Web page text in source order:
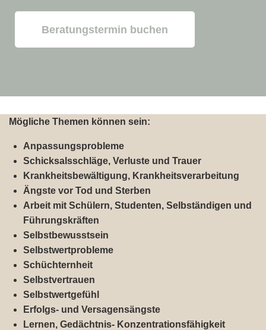
Beratungstermin buchen
Mögliche Themen können sein:
Anpassungsprobleme
Schicksalsschläge, Verluste und Trauer
Krankheitsbewältigung, Krankheitsverarbeitung
Ängste vor Tod und Sterben
Arbeit mit Schülern, Studenten, Selbständigen und
Führungskräften
Selbstbewusstsein
Selbstwertprobleme
Schüchternheit
Selbstvertrauen
Selbstwertgefühl
Erfolgs- und Versagensängste
Lernen, Gedächtnis- Konzentrationsfähigkeit